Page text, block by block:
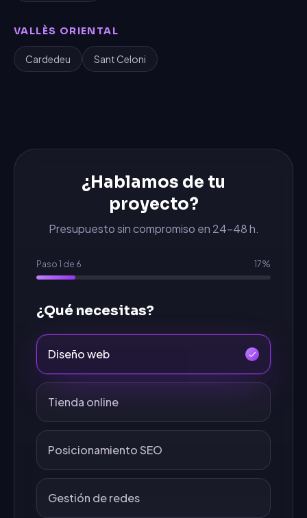
VALLÈS ORIENTAL
Cardedeu Sant Celoni
¿Hablamos de tu
proyecto?
Presupuesto sin compromiso en 24-48 h.
Paso 1 de 6 17%
¿Qué necesitas?
Diseño web
Tienda online
Posicionamiento SEO
Gestión de redes